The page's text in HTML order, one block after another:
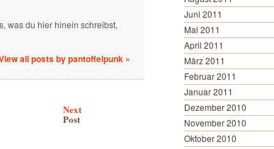
was du hier hinein schreibst,
all posts by pantoffelpunk »
Next
Post
Juni 2011
Mai 2011
April 2011
März 2011
Februar 2011
Januar 2011
Dezember 2010
November 2010
Oktober 2010